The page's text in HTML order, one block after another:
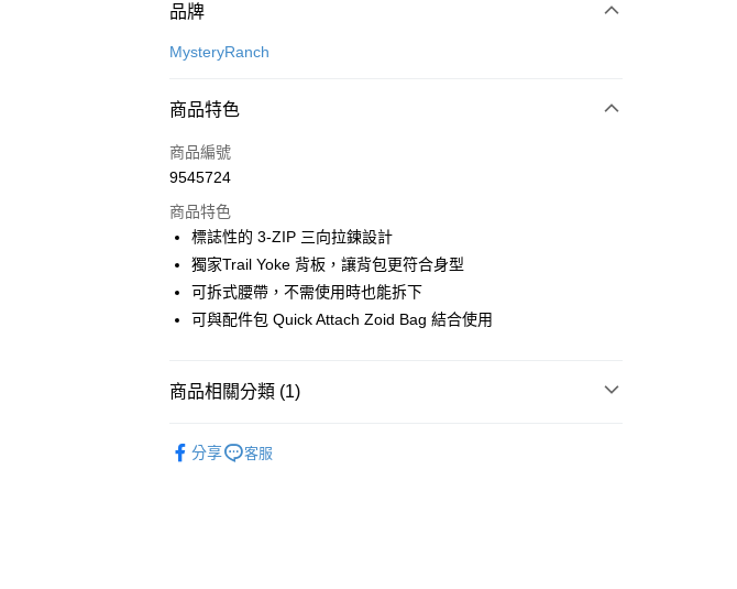
付款方式
信用卡一次付款
合作金庫商業銀行
華南商業銀行
上海商業儲蓄銀行
國泰世華商業銀行
臺灣中小企業銀行
台中商業銀行
聯邦商業銀行
元大商業銀行
永豐商業銀行
台灣樂天信用卡公司
超商取貨付款
LINE Pay
Apple Pay
ATM付款
全家取貨付款
品牌
MysteryRanch
商品特色
商品編號
9545724
商品特色
標誌性的 3-ZIP 三向拉鍊設計
獨家Trail Yoke 背板，讓背包更符合身型
可拆式腰帶，不需使用時也能拆下
可與配件包 Quick Attach Zoid Bag 結合使用
商品相關分類 (1)
分享
客服